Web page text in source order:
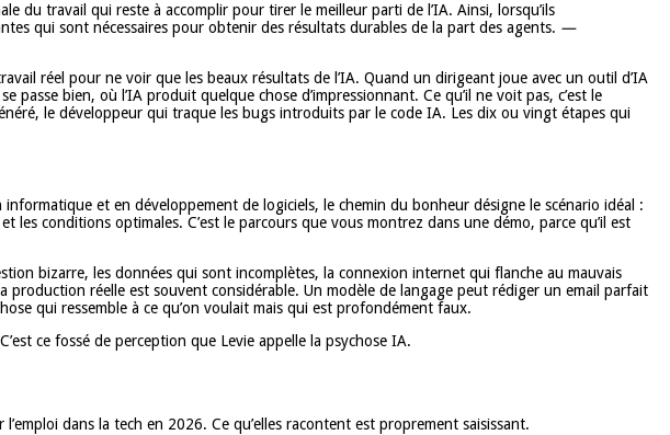
du travail qui reste à accomplir pour tirer le meilleur parti de l’IA. Ainsi, lorsqu’ils
qui sont nécessaires pour obtenir des résultats durables de la part des agents. —
réel pour ne voir que les beaux résultats de l’IA. Quand un dirigeant joue avec un outil d’IA
bien, où l’IA produit quelque chose d’impressionnant. Ce qu’il ne voit pas, c’est le
le développeur qui traque les bugs introduits par le code IA. Les dix ou vingt étapes qui
et en développement de logiciels, le chemin du bonheur désigne le scénario idéal :
conditions optimales. C’est le parcours que vous montrez dans une démo, parce qu’il est
bizarre, les données qui sont incomplètes, la connexion internet qui flanche au mauvais
réelle est souvent considérable. Un modèle de langage peut rédiger un email parfait
qui ressemble à ce qu’on voulait mais qui est profondément faux.
ce fossé de perception que Levie appelle la psychose IA.
dans la tech en 2026. Ce qu’elles racontent est proprement saisissant.